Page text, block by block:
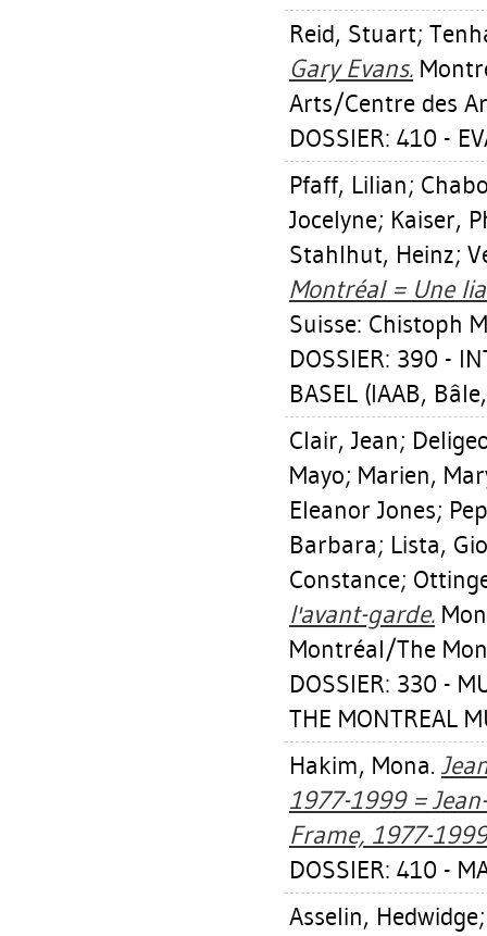
Reid, Stuart;
Gary Evans.
Arts/Centre des
DOSSIER: 410 -
Pfaff, Lilian;
Jocelyne; Kaiser,
Stahlhut, Heinz;
Montréal = Une
Suisse: Chistoph
DOSSIER: 390 -
BASEL (IAAB,
Clair, Jean;
Mayo; Marien,
Eleanor Jones;
Barbara; Lista,
Constance;
l'avant-garde.
Montréal/The
DOSSIER: 330 -
THE MONTREAL
Hakim, Mona.
1977-1999 =
Frame, 1977-
DOSSIER: 410 -
Asselin, Hedwidge